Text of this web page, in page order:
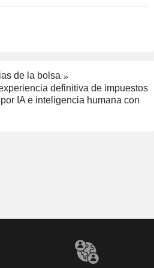
de la bolsa
definitiva de impuestos
IA e inteligencia humana con